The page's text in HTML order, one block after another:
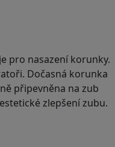
pro nasazení korunky.
Dočasná korunka
připevněna na zub
zlepšení zubu.